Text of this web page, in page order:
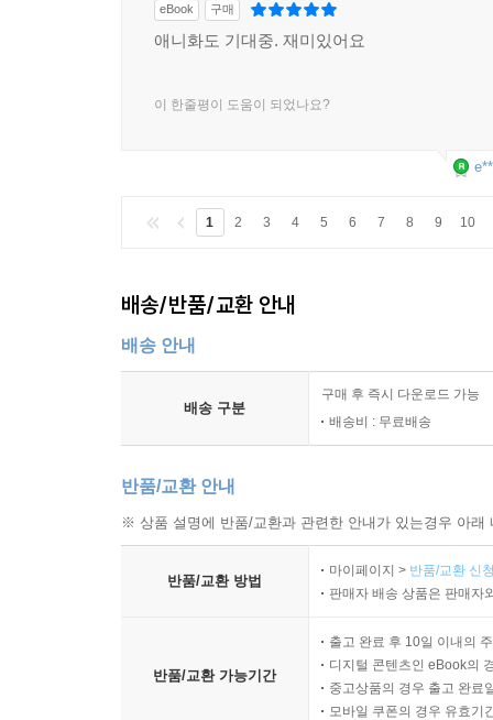
eBook 구매
애니화도 기대중. 재미있어요
이 한줄평이 도움이 되었나요?
1 2 3 4 5 6 7 8 9 10
배송/반품/교환 안내
배송 안내
배송 구분
구매 후 즉시 다운로드 가능
배송비 : 무료배송
반품/교환 안내
※ 상품 설명에 반품/교환과 관련한 안내가 있는경우 아
반품/교환 방법
마이페이지 > 반품/교환 신
판매자 배송 상품은 판매자
반품/교환 가능기간
출고 완료 후 10일 이내의
디지털 콘텐츠인 eBook의
중고상품의 경우 출고 완료
모바일 쿠폰의 경우 유효기